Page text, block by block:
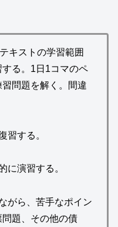
キストの学習範囲
る。1日1コマのペ
問題を解く。間違
習する。
に演習する。
がら、苦手なポイン
問題、その他の債